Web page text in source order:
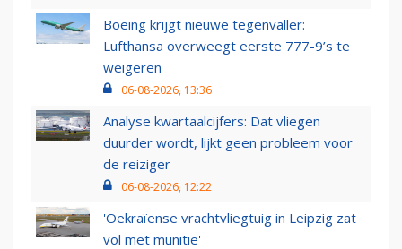
Boeing krijgt nieuwe tegenvaller:
Lufthansa overweegt eerste 777-9’s te
weigeren
06-08-2026, 13:36
Analyse kwartaalcijfers: Dat vliegen
duurder wordt, lijkt geen probleem voor
de reiziger
06-08-2026, 12:22
'Oekraïense vrachtvliegtuig in Leipzig zat
vol met munitie'